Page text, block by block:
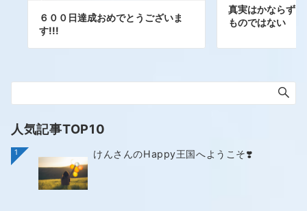
６００日達成おめでとうございま
す!!!
真実はかならず
ものではない
人気記事TOP10
1 けんさんのHappy王国へようこそ❣️